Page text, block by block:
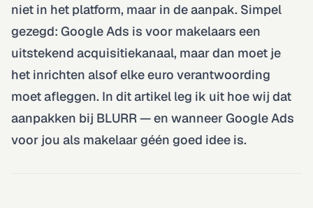
niet in het platform, maar in de aanpak. Simpel
gezegd: Google Ads is voor makelaars een
uitstekend acquisitiekanaal, maar dan moet je
het inrichten alsof elke euro verantwoording
moet afleggen. In dit artikel leg ik uit hoe wij dat
aanpakken bij BLURR — en wanneer Google Ads
voor jou als makelaar géén goed idee is.